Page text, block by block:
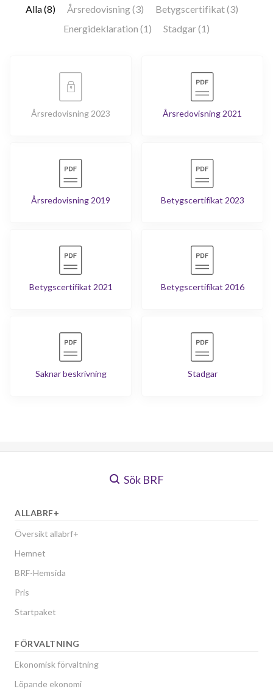
Alla (8)
Årsredovisning (3)
Betygscertifikat (3)
Energideklaration (1)
Stadgar (1)
Årsredovisning 2023 Årsredovisning 2021
Årsredovisning 2019 Betygscertifikat 2023
Betygscertifikat 2021 Betygscertifikat 2016
Saknar beskrivning Stadgar
Sök BRF
ALLABRF+
Översikt allabrf+
Hemnet
BRF-Hemsida
Pris
Startpaket
FÖRVALTNING
Ekonomisk förvaltning
Löpande ekonomi